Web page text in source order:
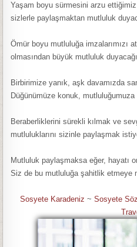
Yaşam boyu sürmesini arzu
sizlerle paylaşmaktan mutluluk
Ömür boyu mutluluğa imzalarımızı
olmasından büyük mutluluk
Birbirimize yanık, aşk davamızda
Düğünümüze konuk,
Beraberliklerini sürekli kılmak ve
mutluluklarını sizinle paylaşmak
Mutluluk paylaşmaksa eğer, hayatı
Siz de bu mutluluğa şahitlik etmeye
Sosyete Karadeniz ~ Sosyete